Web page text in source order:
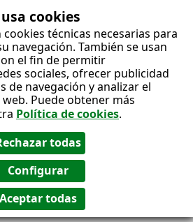
cookies
cookies técnicas necesarias para
navegación. También se usan
el fin de permitir
sociales, ofrecer publicidad
de navegación y analizar el
Puede obtener más
Política de cookies.